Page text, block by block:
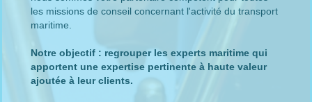
les missions de conseil concernant l'activité du transport
maritime.
Notre objectif : regrouper les experts maritime qui
apportent une expertise pertinente à haute valeur
ajoutée à leur clients.